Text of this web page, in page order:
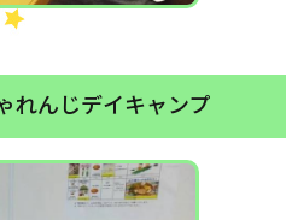
れんじデイキャンプ